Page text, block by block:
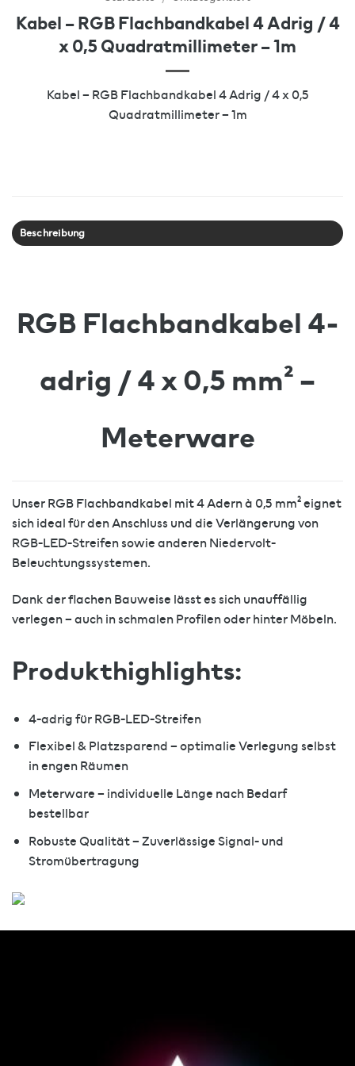
Kabel – RGB Flachbandkabel 4 Adrig / 4
x 0,5 Quadratmillimeter – 1m
Kabel – RGB Flachbandkabel 4 Adrig / 4 x 0,5
Quadratmillimeter – 1m
Beschreibung
RGB Flachbandkabel 4-
adrig / 4 x 0,5 mm² –
Meterware
Unser RGB Flachbandkabel mit 4 Adern à 0,5 mm² eignet
sich ideal für den Anschluss und die Verlängerung von
RGB-LED-Streifen sowie anderen Niedervolt-
Beleuchtungssystemen.
Dank der flachen Bauweise lässt es sich unauffällig
verlegen – auch in schmalen Profilen oder hinter Möbeln.
Produkthighlights:
4-adrig für RGB-LED-Streifen
Flexibel & Platzsparend – optimalie Verlegung selbst
in engen Räumen
Meterware – individuelle Länge nach Bedarf
bestellbar
Robuste Qualität – Zuverlässige Signal- und
Stromübertragung